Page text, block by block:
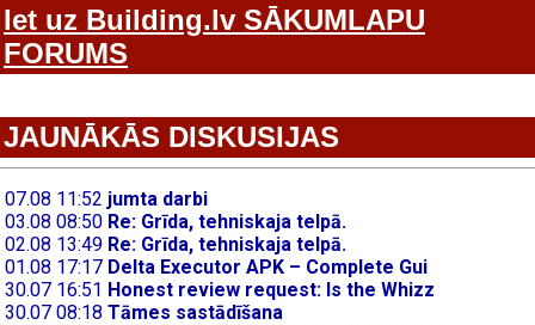
Iet uz Building.lv SĀKUMLAPU
FORUMS
JAUNĀKĀS DISKUSIJAS